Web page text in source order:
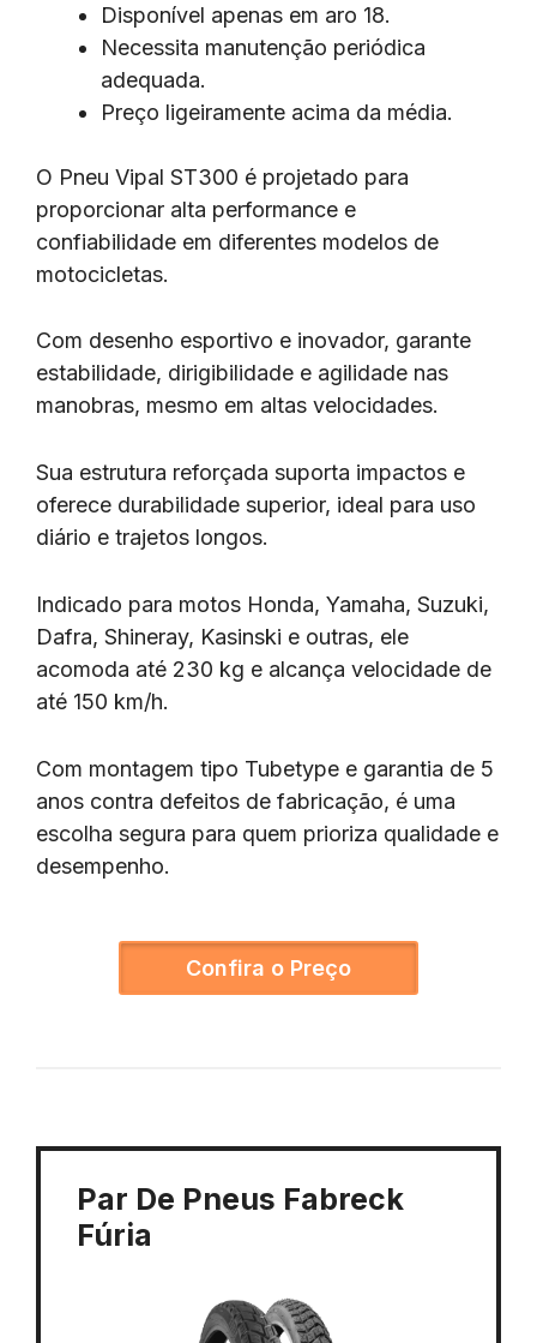
Disponível apenas em aro 18.
Necessita manutenção periódica
adequada.
Preço ligeiramente acima da média.
O Pneu Vipal ST300 é projetado para
proporcionar alta performance e
confiabilidade em diferentes modelos de
motocicletas.
Com desenho esportivo e inovador, garante
estabilidade, dirigibilidade e agilidade nas
manobras, mesmo em altas velocidades.
Sua estrutura reforçada suporta impactos e
oferece durabilidade superior, ideal para uso
diário e trajetos longos.
Indicado para motos Honda, Yamaha, Suzuki,
Dafra, Shineray, Kasinski e outras, ele
acomoda até 230 kg e alcança velocidade de
até 150 km/h.
Com montagem tipo Tubetype e garantia de 5
anos contra defeitos de fabricação, é uma
escolha segura para quem prioriza qualidade e
desempenho.
Confira o Preço
Par De Pneus Fabreck
Fúria